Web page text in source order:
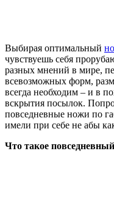
Выбирая оптимальный
чувствуешь себя
разных мнений в мире,
всевозможных форм,
всегда необходим – и в
вскрытия посылок.
повседневные ножи по
имели при себе не абы
Что такое